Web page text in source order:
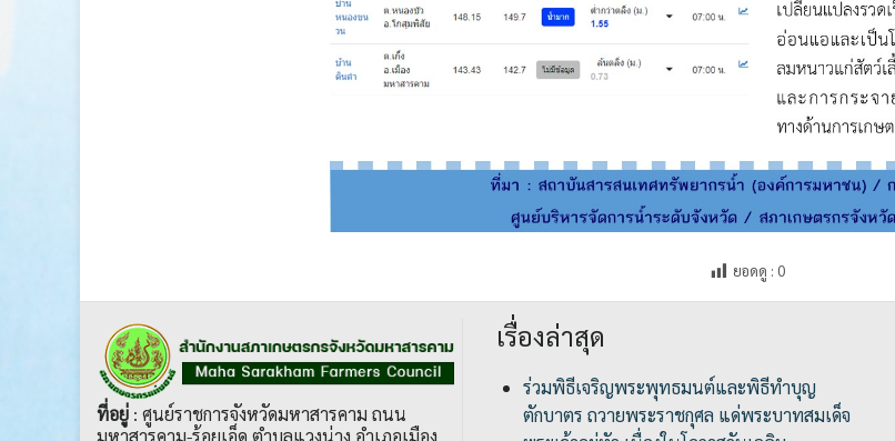
ยอดดู : 0
ที่อยู่ : ศูนย์ราชการจังหวัดมหาสารคาม ถนน
มหาสารคาม-ร้อยเอ็ด ตำบลแวงน่าง อำเภอเมือง
เรื่องล่าสุด
ร่วมพิธีเจริญพระพุทธมนต์และพิธีทำบุญ
ตักบาตร ถวายพระราชกุศล แด่พระบาทสมเด็จ